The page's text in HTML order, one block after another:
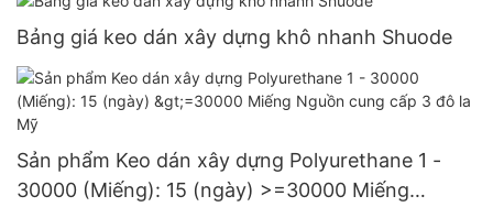
Bảng giá keo dán xây dựng khô nhanh Shuode
Sản phẩm Keo dán xây dựng Polyurethane 1 -
30000 (Miếng): 15 (ngày) >=30000 Miếng